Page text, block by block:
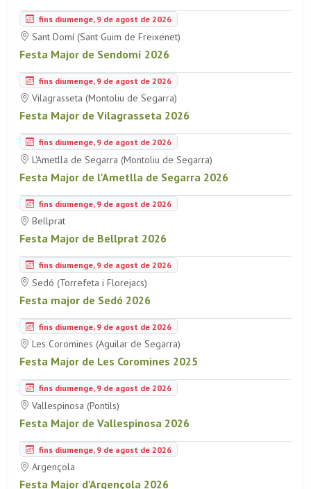
fins diumenge, 9 de agost de 2026
Sant Domí (Sant Guim de Freixenet)
Festa Major de Sendomí 2026
fins diumenge, 9 de agost de 2026
Vilagrasseta (Montoliu de Segarra)
Festa Major de Vilagrasseta 2026
fins diumenge, 9 de agost de 2026
L'Ametlla de Segarra (Montoliu de Segarra)
Festa Major de l'Ametlla de Segarra 2026
fins diumenge, 9 de agost de 2026
Bellprat
Festa Major de Bellprat 2026
fins diumenge, 9 de agost de 2026
Sedó (Torrefeta i Florejacs)
Festa major de Sedó 2026
fins diumenge, 9 de agost de 2026
Les Coromines (Aguilar de Segarra)
Festa Major de Les Coromines 2025
fins diumenge, 9 de agost de 2026
Vallespinosa (Pontils)
Festa Major de Vallespinosa 2026
fins diumenge, 9 de agost de 2026
Argençola
Festa Major d'Argençola 2026